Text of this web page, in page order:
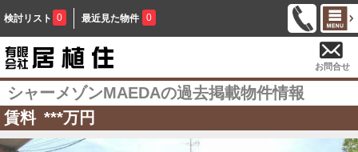
検討リスト 0 最近見た物件 0
お問合せ
シャーメゾンMAEDAの過去掲載物件情報
賃料 ***万円